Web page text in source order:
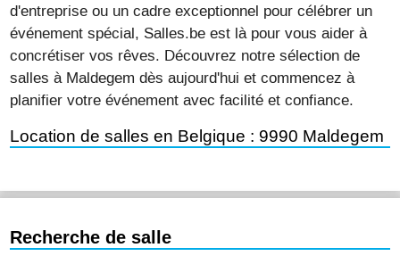
d'entreprise ou un cadre exceptionnel pour célébrer un
événement spécial, Salles.be est là pour vous aider à
concrétiser vos rêves. Découvrez notre sélection de
salles à Maldegem dès aujourd'hui et commencez à
planifier votre événement avec facilité et confiance.
Location de salles en Belgique : 9990 Maldegem
Recherche de salle